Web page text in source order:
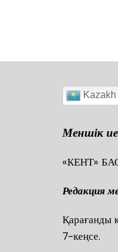
o
k
Kazakh
Меншік
«КЕНТ»
Редакция
7-кеңсе.